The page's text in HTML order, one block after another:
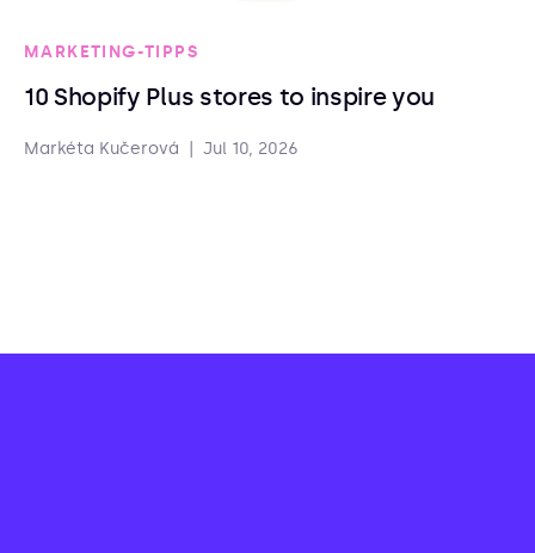
MARKETING-TIPPS
10 Shopify Plus stores to inspire you
Markéta Kučerová Jul 10, 2026